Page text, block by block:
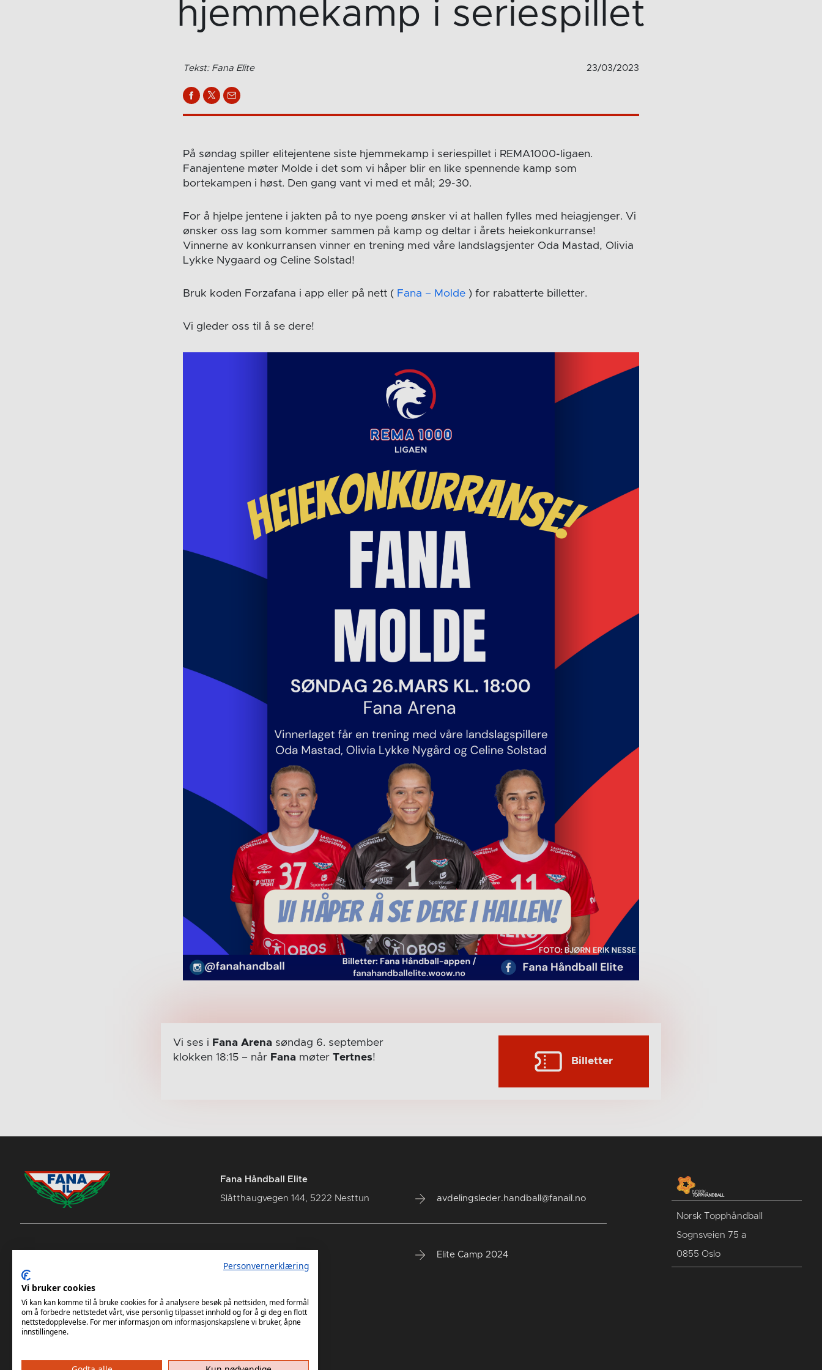
hjemmekamp i seriespillet
Tekst: Fana Elite 23/03/2023
På søndag spiller elitejentene siste hjemmekamp i seriespillet i REMA1000-ligaen.
Fanajentene møter Molde i det som vi håper blir en like spennende kamp som
bortekampen i høst. Den gang vant vi med et mål; 29-30.
For å hjelpe jentene i jakten på to nye poeng ønsker vi at hallen fylles med heiagjenger. Vi
ønsker oss lag som kommer sammen på kamp og deltar i årets heiekonkurranse!
Vinnerne av konkurransen vinner en trening med våre landslagsjenter Oda Mastad, Olivia
Lykke Nygaard og Celine Solstad!
Bruk koden Forzafana i app eller på nett ( Fana – Molde ) for rabatterte billetter.
Vi gleder oss til å se dere!
Vi ses i Fana Arenasøndag 6. september
klokken 18:15– når Fanamøter Tertnes! Billetter
Fana Håndball Elite
Slåtthaugvegen 144, 5222 Nesttun avdelingsleder.handball@fanail.no
Samarbeidspartnere
Fana Arena
Elite Camp 2024
Norsk Topphåndball
Sognsveien 75 a
0855 Oslo
Personvernerklæring
Vi bruker cookies
Vi kan kan komme til å bruke cookies for å analysere besøk på nettsiden, med formål
om å forbedre nettstedet vårt, vise personlig tilpasset innhold og for å gi deg en flott
nettstedopplevelse. For mer informasjon om informasjonskapslene vi bruker, åpne
innstillingene.